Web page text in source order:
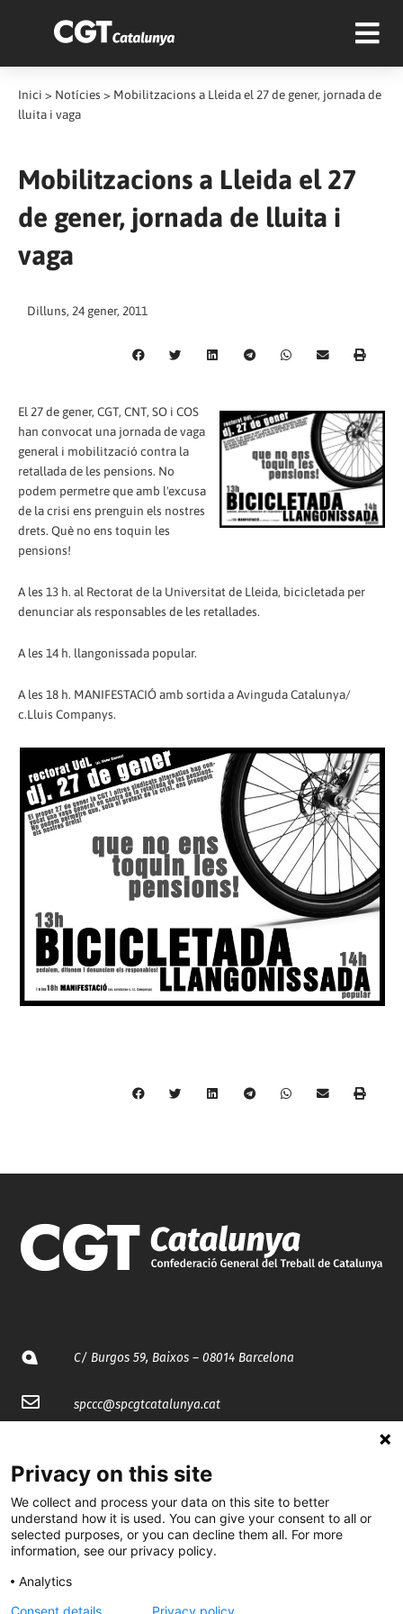
Inici > Notícies > Mobilitzacions a Lleida el 27 de gener, jornada de
lluita i vaga
Mobilitzacions a Lleida el 27
de gener, jornada de lluita i
vaga
Dilluns, 24 gener, 2011
El 27 de gener, CGT, CNT, SO i COS
han convocat una jornada de vaga
general i mobilització contra la
retallada de les pensions. No
podem permetre que amb l'excusa
de la crisi ens prenguin els nostres
drets. Què no ens toquin les
pensions!
A les 13 h. al Rectorat de la Universitat de Lleida, bicicletada per
denunciar als responsables de les retallades.
A les 14 h. llangonissada popular.
A les 18 h. MANIFESTACIÓ amb sortida a Avinguda Catalunya/
c.Lluis Companys.
C/ Burgos 59, Baixos – 08014 Barcelona
spccc@spcgtcatalunya.cat
@CGTCatalunya
cgtcatalunya
cgtcatalunya
Privacy on this site
We collect and process your data on this site to better
understand how it is used. You can give your consent to all or
selected purposes, or you can decline them all. For more
information, see our privacy policy.
Analytics
Consent details
Privacy policy